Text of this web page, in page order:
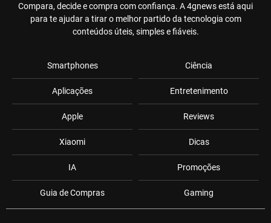
Compara, decide e compra com confiança. A 4gnews está aqui
para te ajudar a tirar o melhor partido da tecnologia com
conteúdos úteis, simples e fiáveis.
Smartphones
Aplicações
Apple
Xiaomi
IA
Guia de Compras
Ciência
Entretenimento
Reviews
Dicas
Promoções
Gaming